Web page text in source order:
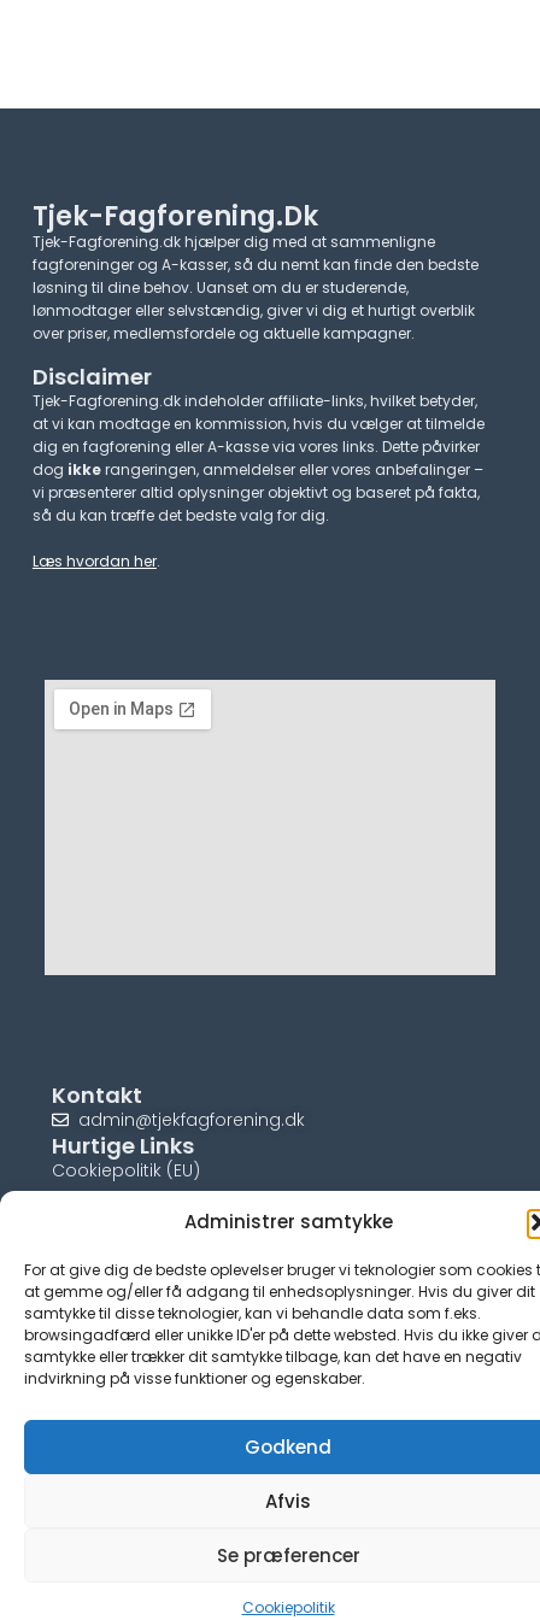
Administrer samtykke
For at give dig de bedste oplevelser bruger vi teknologier som cookies
at gemme og/eller få adgang til enhedsoplysninger. Hvis du giver dit
samtykke til disse teknologier, kan vi behandle data som f.eks.
browsingadfærd eller unikke ID'er på dette websted. Hvis du ikke giver
samtykke eller trækker dit samtykke tilbage, kan det have en negativ
indvirkning på visse funktioner og egenskaber.
Godkend
Afvis
Se præferencer
Cookiepolitik
Tjek-Fagforening.dk
Tjek-Fagforening.dk hjælper dig med at sammenligne
fagforeninger og A-kasser, så du nemt kan finde den bedste
løsning til dine behov. Uanset om du er studerende,
lønmodtager eller selvstændig, giver vi dig et hurtigt overblik
over priser, medlemsfordele og aktuelle kampagner.​
Disclaimer
Tjek-Fagforening.dk indeholder affiliate-links, hvilket betyder,
at vi kan modtage en kommission, hvis du vælger at tilmelde
dig en fagforening eller A-kasse via vores links. Dette påvirker
dog ikkerangeringen, anmeldelser eller vores anbefalinger –
vi præsenterer altid oplysninger objektivt og baseret på fakta,
så du kan træffe det bedste valg for dig.
Læs hvordan her.
Kontakt
admin@tjekfagforening.dk
Hurtige Links
Cookiepolitik (EU)
© tjek-fagforening.dk